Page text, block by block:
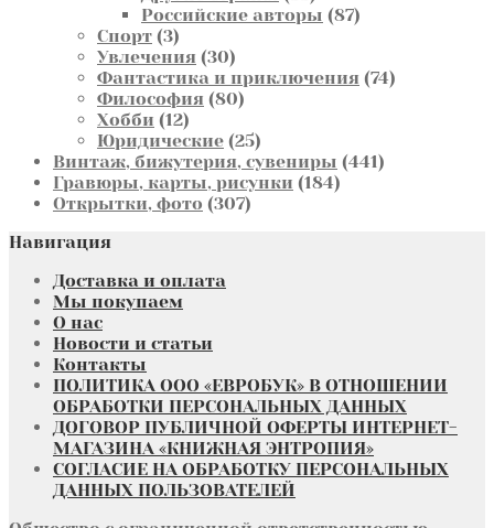
товаров
Российские авторы 8787
Спорт 33
товара
Увлечения 3030
товаров
Фантастика и приключения 7474
Философия 8080
Хобби 1212
товаров
Юридические 2525
товаров
Винтаж, бижутерия, сувениры 441441
Гравюры, карты, рисунки 184184
Открытки, фото 307307
Навигация
Доставка и оплата
Мы покупаем
О нас
Новости и статьи
Контакты
ПОЛИТИКА ООО «ЕВРОБУК» В ОТНОШЕНИИ
ОБРАБОТКИ ПЕРСОНАЛЬНЫХ ДАННЫХ
ДОГОВОР ПУБЛИЧНОЙ ОФЕРТЫ ИНТЕРНЕТ-
МАГАЗИНА «КНИЖНАЯ ЭНТРОПИЯ»
СОГЛАСИЕ НА ОБРАБОТКУ ПЕРСОНАЛЬНЫХ
ДАННЫХ ПОЛЬЗОВАТЕЛЕЙ